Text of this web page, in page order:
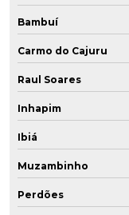
Bambuí
Carmo do Cajuru
Raul Soares
Inhapim
Ibiá
Muzambinho
Perdões